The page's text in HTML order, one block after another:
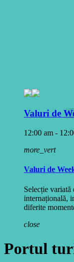
Valuri de
12:00 am -
more_vert
Valuri de
Selecție variată
internațională,
diferite
close
Portul